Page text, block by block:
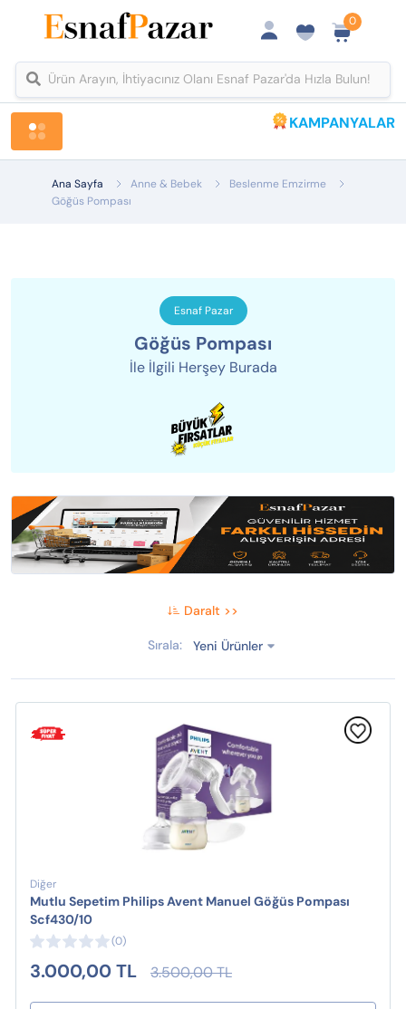
0
Tüm Kategoriler KAMPANYALAR
Ana Sayfa Anne & Bebek
Beslenme Emzirme
Göğüs Pompası
Esnaf Pazar
Göğüs Pompası
İle İlgili Herşey Burada
Daralt >>
Sırala: Yeni Ürünler
Diğer
Mutlu Sepetim Philips Avent Manuel Göğüs Pompası
Scf430/10
(0)
3.000,00 TL 3.500,00 TL